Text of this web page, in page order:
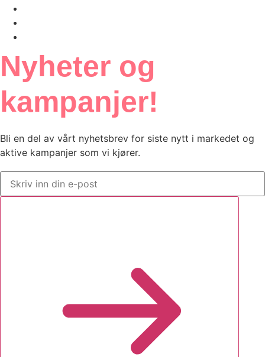
Nyheter og
kampanjer!
Bli en del av vårt nyhetsbrev for siste nytt i markedet og
aktive kampanjer som vi kjører.